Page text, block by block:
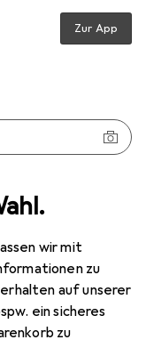
wir mit
zu
auf unserer
ein sicheres
zu
Zur App
Anti-Shock